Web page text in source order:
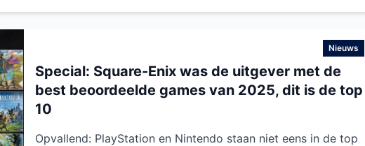
Nieuws
Special: Square-Enix was de uitgever met de
best beoordeelde games van 2025, dit is de top
10
Opvallend: PlayStation en Nintendo staan niet eens in de top